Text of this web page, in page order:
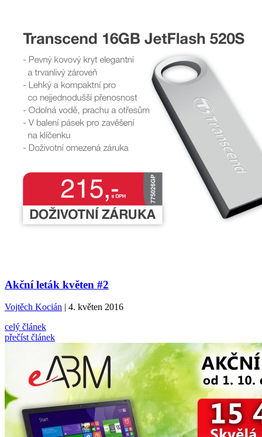
Akční leták květen #2
Vojtěch Kocián | 4. květen 2016
celý článek
přečíst článek